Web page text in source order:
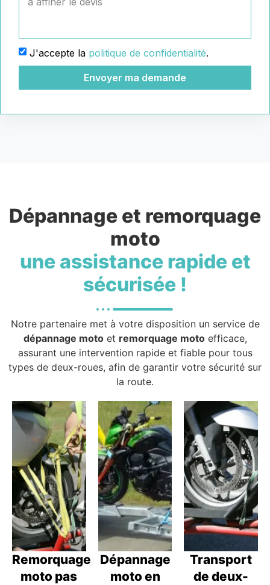
J'accepte la politique de confidentialité.
Envoyer ma demande
Dépannage et remorquage
moto
une assistance rapide et
sécurisée !
Notre partenaire met à votre disposition un service de
dépannage motoet remorquage motoefficace,
assurant une intervention rapide et fiable pour tous
types de deux-roues, afin de garantir votre sécurité sur
la route.
Remorquage
moto pas
Dépannage
moto en
Transport
de deux-